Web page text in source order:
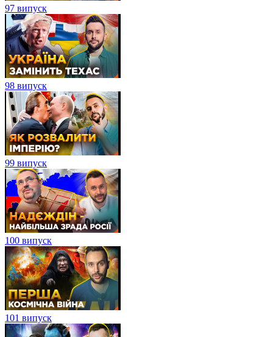
97 випуск
98 випуск
99 випуск
100 випуск
101 випуск